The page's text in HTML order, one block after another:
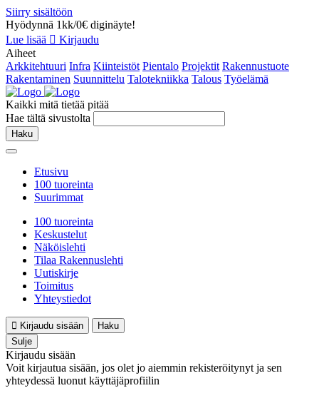
Siirry sisältöön
Hyödynnä 1kk/0€ diginäyte!
Lue lisää
Kirjaudu
Aiheet
Arkkitehtuuri Infra Kiinteistöt Pientalo Projektit Rakennustuote
Rakentaminen Suunnittelu Talotekniikka Talous Työelämä
Kaikki mitä tietää pitää
Hae tältä sivustolta
Haku
Etusivu
100 tuoreinta
Suurimmat
100 tuoreinta
Keskustelut
Näköislehti
Tilaa Rakennuslehti
Uutiskirje
Toimitus
Yhteystiedot
Kirjaudu sisään
Haku
Sulje
Kirjaudu sisään
Voit kirjautua sisään, jos olet jo aiemmin rekisteröitynyt ja sen
yhteydessä luonut käyttäjäprofiilin